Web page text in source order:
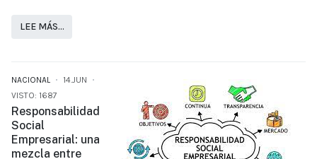
LEE MÁS…
NACIONAL
14.JUN
VISTO: 1687
Responsabilidad
Social
Empresarial: una
mezcla entre